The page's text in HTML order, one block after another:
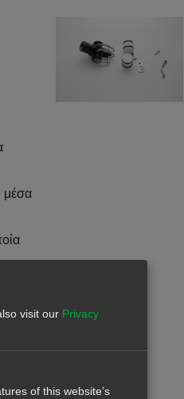
μέσα
visit our Privacy
of this website’s